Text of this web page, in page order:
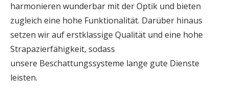
harmonieren wunderbar mit der Optik und bieten
zugleich eine hohe Funktionalität. Darüber hinaus
setzen wir auf erstklassige Qualität und eine hohe
Strapazierfähigkeit, sodass
unsere Beschattungssysteme lange gute Dienste
leisten.